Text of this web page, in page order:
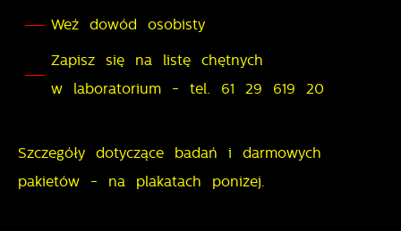
Weź dowód osobisty
Zapisz się na listę chętnych
w laboratorium - tel. 61 29 619 20
Szczegóły dotyczące badań i darmowych
pakietów - na plakatach poniżej.
pośredników prezentujących nasze treści w postaci
wiadomości, ofert, komunikatów mediów
społecznościowych.